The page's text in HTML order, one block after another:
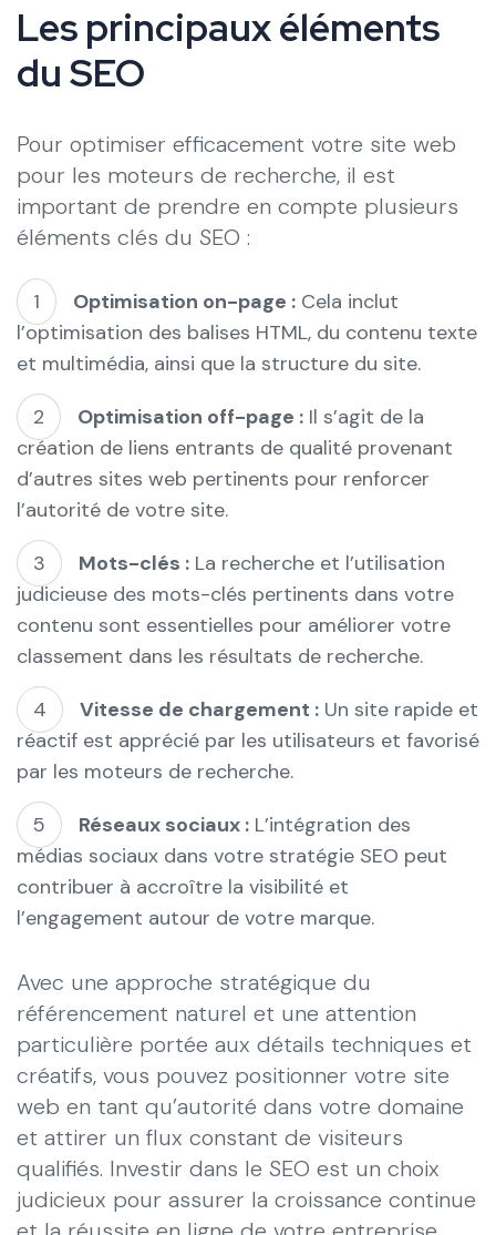
Les principaux éléments
du SEO
Pour optimiser efficacement votre site web
pour les moteurs de recherche, il est
important de prendre en compte plusieurs
éléments clés du SEO :
Optimisation on-page : Cela inclut
l’optimisation des balises HTML, du contenu texte
et multimédia, ainsi que la structure du site.
Optimisation off-page : Il s’agit de la
création de liens entrants de qualité provenant
d’autres sites web pertinents pour renforcer
l’autorité de votre site.
Mots-clés : La recherche et l’utilisation
judicieuse des mots-clés pertinents dans votre
contenu sont essentielles pour améliorer votre
classement dans les résultats de recherche.
Vitesse de chargement : Un site rapide et
réactif est apprécié par les utilisateurs et favorisé
par les moteurs de recherche.
Réseaux sociaux : L’intégration des
médias sociaux dans votre stratégie SEO peut
contribuer à accroître la visibilité et
l’engagement autour de votre marque.
Avec une approche stratégique du
référencement naturel et une attention
particulière portée aux détails techniques et
créatifs, vous pouvez positionner votre site
web en tant qu’autorité dans votre domaine
et attirer un flux constant de visiteurs
qualifiés. Investir dans le SEO est un choix
judicieux pour assurer la croissance continue